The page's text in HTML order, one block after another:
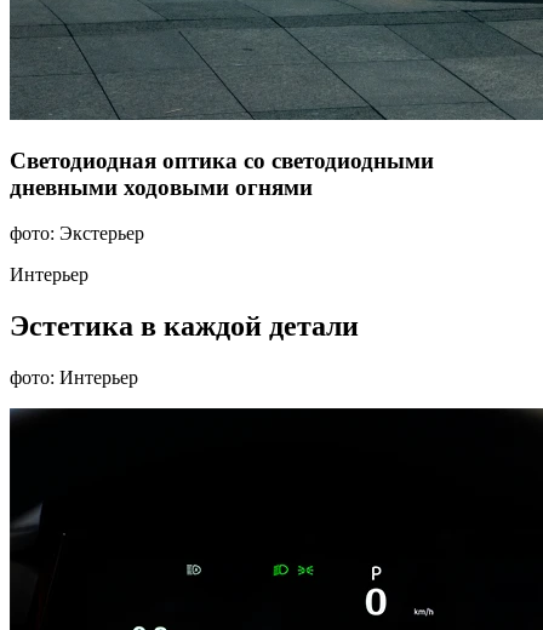
Светодиодная оптика со светодиодными
дневными ходовыми огнями
фото: Экстерьер
Интерьер
Эстетика в каждой детали
фото: Интерьер